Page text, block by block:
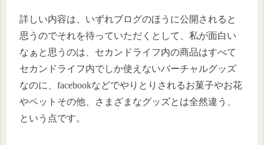
詳しい内容は、いずれブログのほうに公開されると
思うのでそれを待っていただくとして、私が面白い
なぁと思うのは、セカンドライフ内の商品はすべて
セカンドライフ内でしか使えないバーチャルグッズ
なのに、facebookなどでやりとりされるお菓子やお花
やペットその他、さまざまなグッズとは全然違う、
という点です。